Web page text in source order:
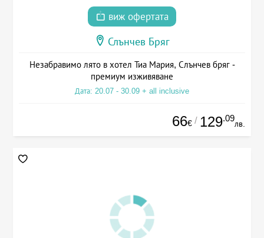
виж офертата
Слънчев Бряг
Незабравимо лято в хотел Тиа Мария, Слънчев бряг -
премиум изживяване
Дата: 20.07 - 30.09 + all inclusive
66€ / 129.09
лв.